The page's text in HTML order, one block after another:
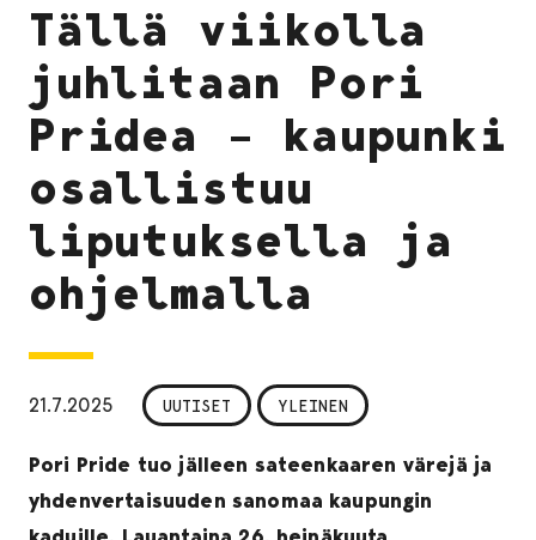
Tällä viikolla
juhlitaan Pori
Pridea – kaupunki
osallistuu
liputuksella ja
ohjelmalla
21.7.2025 UUTISET YLEINEN
Pori Pride tuo jälleen sateenkaaren värejä ja
yhdenvertaisuuden sanomaa kaupungin